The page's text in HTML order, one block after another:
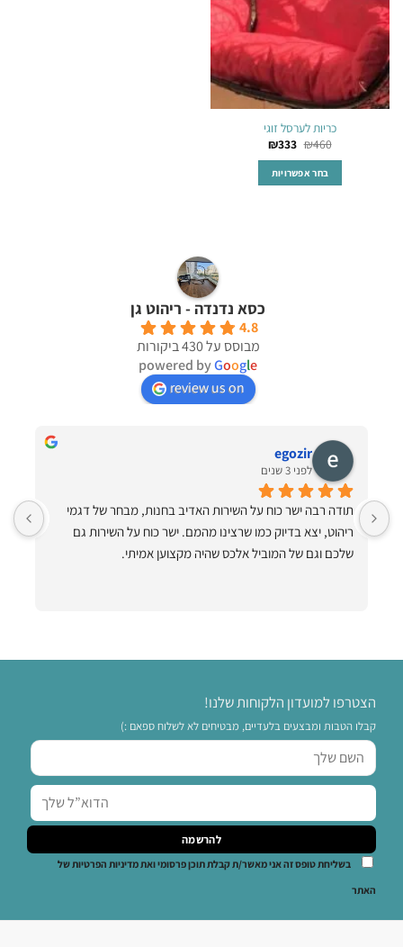
האפשרויות
בעמוד
המוצר
כריות לערסל זוגי
₪460
₪333
בחר אפשרויות
האפשרויות
כסא נדנדה - ריהוט גן
4.8
מבוסס על 430 ביקורות
powered byGoogle
review us on
egozir
לפני 3 שנים
שלכם וגם של המוביל אלכס שהיה מקצוען אמיתי.
הצטרפו למועדון הלקוחות שלנו!
קבלו הטבות ומבצעים בלעדיים, מבטיחים לא לשלוח ספאם :)
בשליחת טופס זה אני מאשר/ת קבלת תוכן פרסומי ואת מדיניות הפרטיות של
האתר